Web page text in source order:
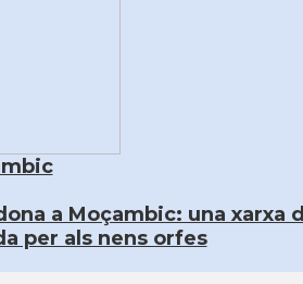
a Moçambic: una xarxa
per als nens orfes